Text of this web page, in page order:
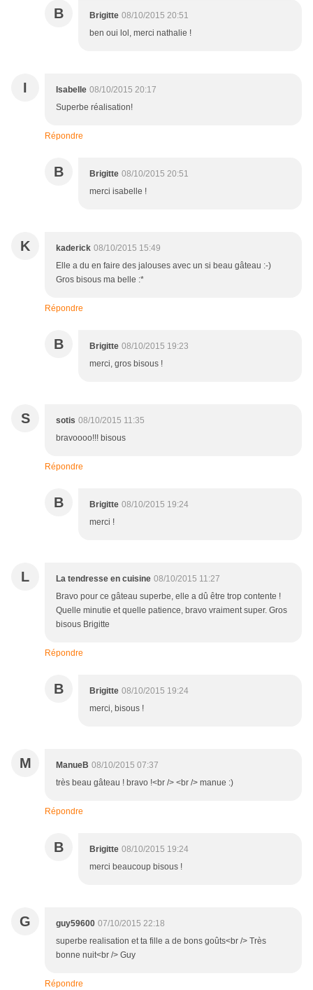
B Brigitte 08/10/2015 20:51
ben oui lol, merci nathalie !
I Isabelle 08/10/2015 20:17
Superbe réalisation!
Répondre
B Brigitte 08/10/2015 20:51
merci isabelle !
K kaderick 08/10/2015 15:49
Elle a du en faire des jalouses avec un si beau gâteau :-)
Gros bisous ma belle :*
Répondre
B Brigitte 08/10/2015 19:23
merci, gros bisous !
S sotis 08/10/2015 11:35
bravoooo!!! bisous
Répondre
B Brigitte 08/10/2015 19:24
merci !
L La tendresse en cuisine 08/10/2015 11:27
Bravo pour ce gâteau superbe, elle a dû être trop contente !
Quelle minutie et quelle patience, bravo vraiment super. Gros
bisous Brigitte
Répondre
B Brigitte 08/10/2015 19:24
merci, bisous !
M ManueB 08/10/2015 07:37
très beau gâteau ! bravo !<br /> <br /> manue :)
Répondre
B Brigitte 08/10/2015 19:24
merci beaucoup bisous !
G guy59600 07/10/2015 22:18
superbe realisation et ta fille a de bons goûts<br /> Très
bonne nuit<br /> Guy
Répondre